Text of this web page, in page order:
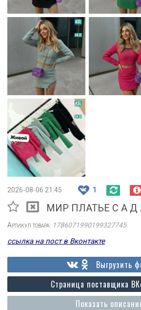
2026-08-06 21:45 1
МИР ПЛАТЬЕ С А Д
Артикул товара: 1786071990199327745
ссылка на пост в Вконтакте
Показать
Страница поставщика
Выгрузить